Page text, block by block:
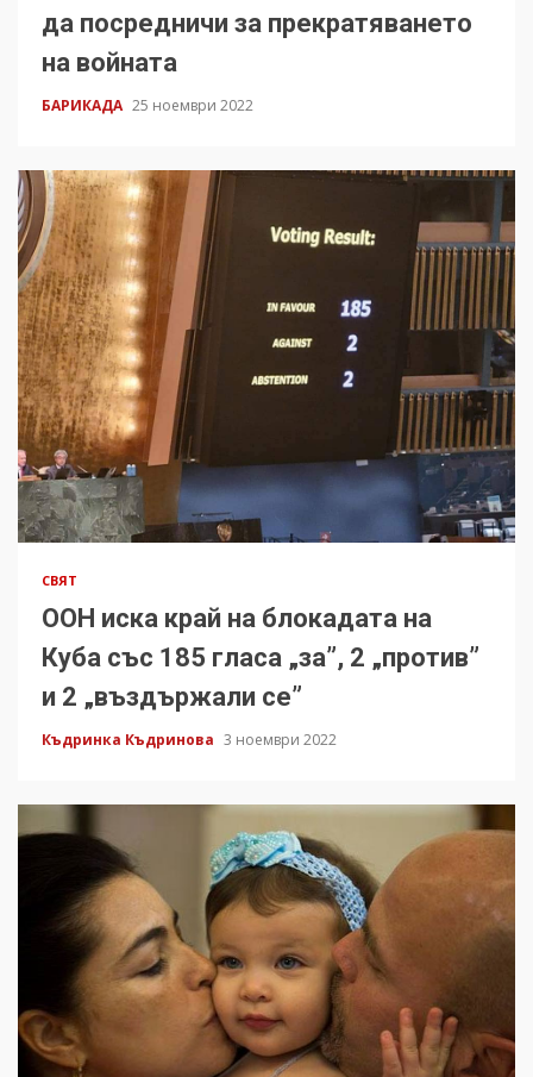
да посредничи за прекратяването
на войната
БАРИКАДА 25 ноември 2022
СВЯТ
ООН иска край на блокадата на
Куба със 185 гласа „за”, 2 „против”
и 2 „въздържали се”
Къдринка Къдринова 3 ноември 2022